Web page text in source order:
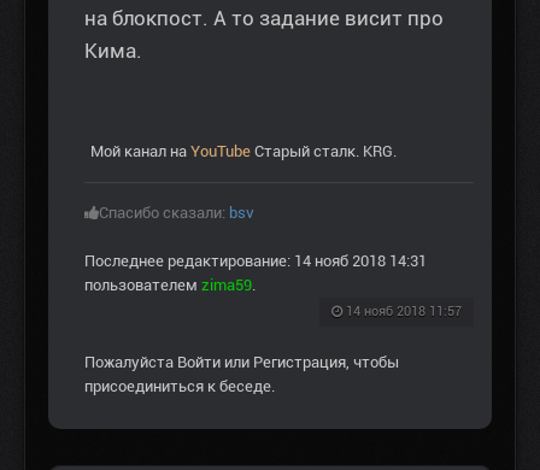
на блокпост. А то задание висит про
Кима.
Мой канал на YouTube Старый сталк. KRG.
Спасибо сказали: bsv
Последнее редактирование: 14 нояб 2018 14:31
пользователем zima59.
14 нояб 2018 11:57
Пожалуйста Войти или Регистрация, чтобы
присоединиться к беседе.